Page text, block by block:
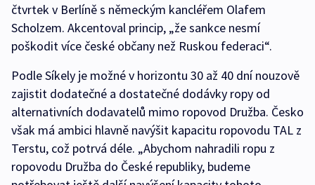
čtvrtek v Berlíně s německým kancléřem Olafem
Scholzem. Akcentoval princip, „že sankce nesmí
poškodit více české občany než Ruskou federaci“.
Podle Síkely je možné v horizontu 30 až 40 dní nouzově
zajistit dodatečné a dostatečné dodávky ropy od
alternativních dodavatelů mimo ropovod Družba. Česko
však má ambici hlavně navýšit kapacitu ropovodu TAL z
Terstu, což potrvá déle. „Abychom nahradili ropu z
ropovodu Družba do České republiky, budeme